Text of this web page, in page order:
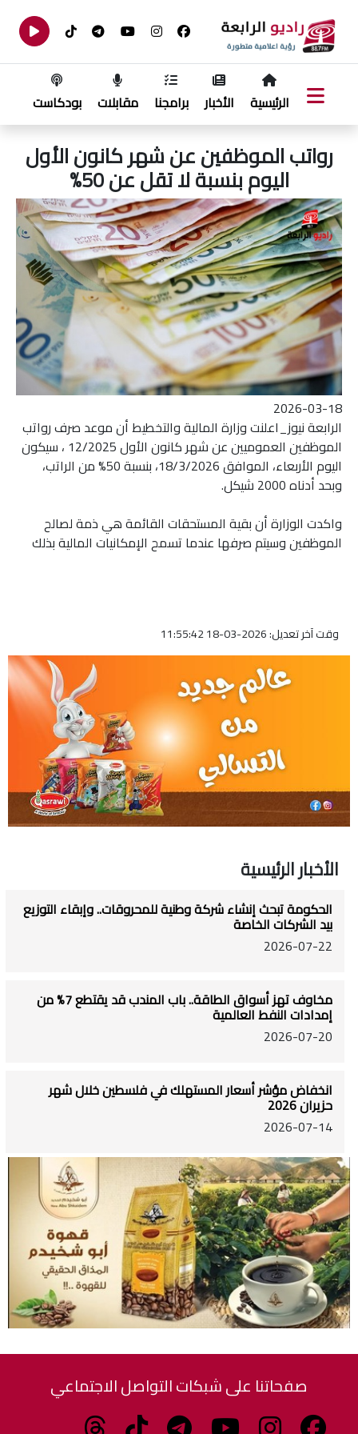
الرئيسية الأخبار برامجنا مقابلات بودكاست
رواتب الموظفين عن شهر كانون الأول
اليوم بنسبة لا تقل عن 50%
2026-03-18
الرابعة نيوز_اعلنت وزارة المالية والتخطيط أن موعد صرف رواتب
الموظفين العموميين عن شهر كانون الأول 12/2025 ، سيكون
اليوم الأربعاء، الموافق 18/3/2026، بنسبة 50% من الراتب،
وبحد أدناه 2000 شيكل.
واكدت الوزارة أن بقية المستحقات القائمة هي ذمة لصالح
الموظفين وسيتم صرفها عندما تسمح الإمكانيات المالية بذلك
وقت آخر تعديل: 2026-03-18 11:55:42
الأخبار الرئيسية
الحكومة تبحث إنشاء شركة وطنية للمحروقات.. وإبقاء التوزيع
بيد الشركات الخاصة
2026-07-22
مخاوف تهز أسواق الطاقة.. باب المندب قد يقتطع 7% من
إمدادات النفط العالمية
2026-07-20
انخفاض مؤشر أسعار المستهلك في فلسطين خلال شهر
حزيران 2026
2026-07-14
صفحاتنا على شبكات التواصل الاجتماعي